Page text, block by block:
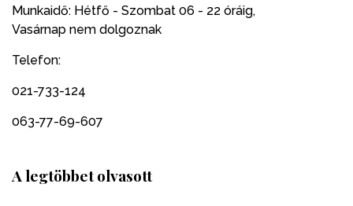
Munkaidő: Hétfő - Szombat 06 - 22 óráig,
Vasárnap nem dolgoznak
Telefon:
021-733-124
063-77-69-607
A legtöbbet olvasott